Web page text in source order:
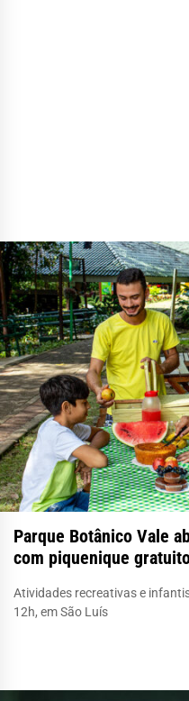
Parque Botânico Vale
com piquenique
Atividades recreativas e
12h, em São Luís